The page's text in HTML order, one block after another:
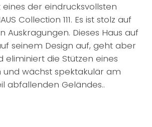
eines der eindrucksvollsten
Collection 111. Es ist stolz auf
Auskragungen. Dieses Haus auf
seinem Design auf, geht aber
eliminiert die Stützen eines
und wächst spektakulär am
abfallenden Geländes..